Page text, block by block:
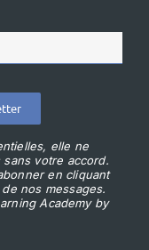
elle ne
votre accord.
en cliquant
nos messages.
Academy by